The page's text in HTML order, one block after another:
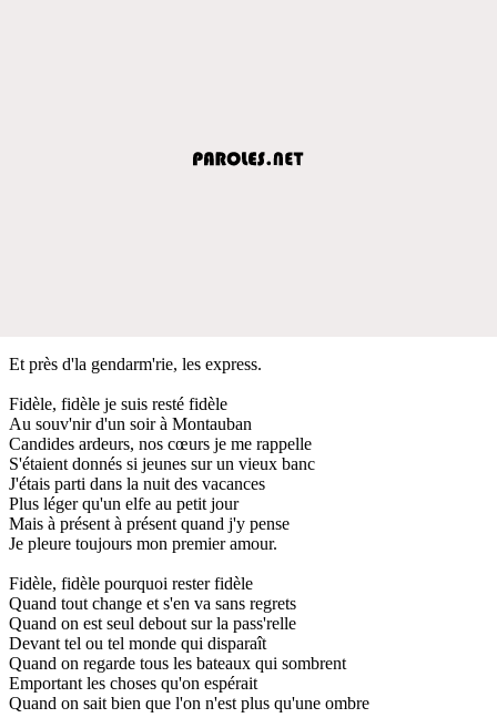
Et près d'la gendarm'rie, les express.
Fidèle, fidèle je suis resté fidèle
Au souv'nir d'un soir à Montauban
Candides ardeurs, nos cœurs je me rappelle
S'étaient donnés si jeunes sur un vieux banc
J'étais parti dans la nuit des vacances
Plus léger qu'un elfe au petit jour
Mais à présent à présent quand j'y pense
Je pleure toujours mon premier amour.
Fidèle, fidèle pourquoi rester fidèle
Quand tout change et s'en va sans regrets
Quand on est seul debout sur la pass'relle
Devant tel ou tel monde qui disparaît
Quand on regarde tous les bateaux qui sombrent
Emportant les choses qu'on espérait
Quand on sait bien que l'on n'est plus qu'une ombre